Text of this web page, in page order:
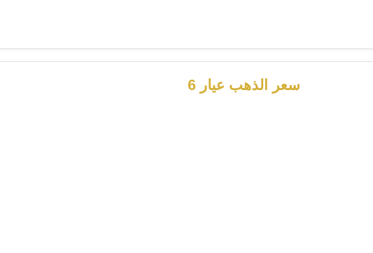
سعر الذهب عيار 6